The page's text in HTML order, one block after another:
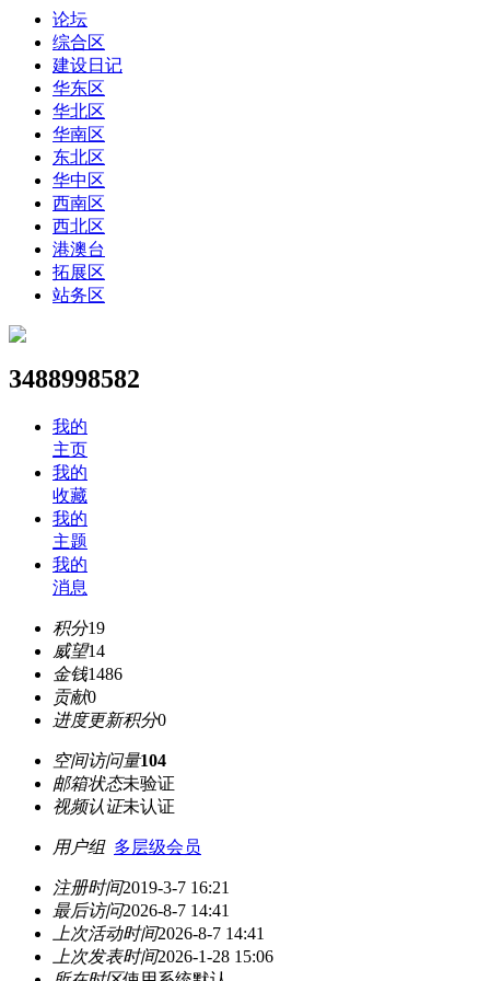
论坛
综合区
建设日记
华东区
华北区
华南区
东北区
华中区
西南区
西北区
港澳台
拓展区
站务区
3488998582
我的
主页
我的
收藏
我的
主题
我的
消息
积分19
威望14
金钱1486
贡献0
进度更新积分0
空间访问量104
邮箱状态未验证
视频认证未认证
用户组 多层级会员
注册时间2019-3-7 16:21
最后访问2026-8-7 14:41
上次活动时间2026-8-7 14:41
上次发表时间2026-1-28 15:06